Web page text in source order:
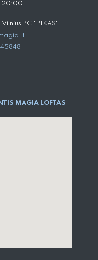
20:00
PC "PIKAS"
MAGIA LOFTAS